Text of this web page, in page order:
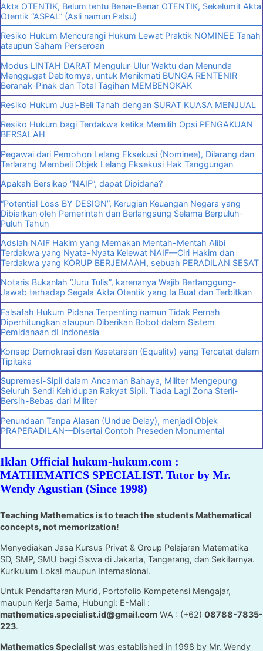
Akta OTENTIK, Belum tentu Benar-Benar OTENTIK, Sekelumit Akta
Otentik “ASPAL” (Asli namun Palsu)
Resiko Hukum Mencurangi Hukum Lewat Praktik NOMINEE Tanah
ataupun Saham Perseroan
Modus LINTAH DARAT Mengulur-Ulur Waktu dan Menunda
Menggugat Debitornya, untuk Menikmati BUNGA RENTENIR
Beranak-Pinak dan Total Tagihan MEMBENGKAK
Resiko Hukum Jual-Beli Tanah dengan SURAT KUASA MENJUAL
Resiko Hukum bagi Terdakwa ketika Memilih Opsi PENGAKUAN
BERSALAH
Pegawai dari Pemohon Lelang Eksekusi (Nominee), Dilarang dan
Terlarang Membeli Objek Lelang Eksekusi Hak Tanggungan
Apakah Bersikap “NAIF”, dapat Dipidana?
“Potential Loss BY DESIGN”, Kerugian Keuangan Negara yang
Dibiarkan oleh Pemerintah dan Berlangsung Selama Berpuluh-
Puluh Tahun
Adslah NAIF Hakim yang Memakan Mentah-Mentah Alibi
Terdakwa yang Nyata-Nyata Kelewat NAIF—Ciri Hakim dan
Terdakwa yang KORUP BERJEMAAH, sebuah PERADILAN SESAT
Notaris Bukanlah “Juru Tulis”, karenanya Wajib Bertanggung-
Jawab terhadap Segala Akta Otentik yang Ia Buat dan Terbitkan
Falsafah Hukum Pidana Terpenting namun Tidak Pernah
Diperhitungkan ataupun Diberikan Bobot dalam Sistem
Pemidanaan dI Indonesia
Konsep Demokrasi dan Kesetaraan (Equality) yang Tercatat dalam
Tipitaka
Supremasi-Sipil dalam Ancaman Bahaya, Militer Mengepung
Seluruh Sendi Kehidupan Rakyat Sipil. Tiada Lagi Zona Steril-
Bersih-Bebas dari Militer
Penundaan Tanpa Alasan (Undue Delay), menjadi Objek
PRAPERADILAN—Disertai Contoh Preseden Monumental
Iklan Official hukum-hukum.com :
MATHEMATICS SPECIALIST. Tutor by Mr.
Wendy Agustian (Since 1998)
Teaching Mathematics is to teach the students Mathematical
concepts, not memorization!
Menyediakan Jasa Kursus Privat & Group Pelajaran Matematika
SD, SMP, SMU bagi Siswa di Jakarta, Tangerang, dan Sekitarnya.
Kurikulum Lokal maupun Internasional.
Untuk Pendaftaran Murid, Portofolio Kompetensi Mengajar,
maupun Kerja Sama, Hubungi: E-Mail :
mathematics.specialist.id@gmail.com WA : (+62) 08788-7835-
223.
Mathematics Specialist was established in 1998 by Mr. Wendy